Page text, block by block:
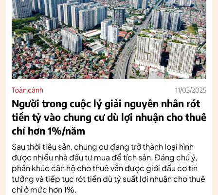
Toàn cảnh 11/03/2025
Người trong cuộc lý giải nguyên nhân rót
tiền tỷ vào chung cư dù lợi nhuận cho thuê
chỉ hơn 1%/năm
Sau thời tiêu sản, chung cư đang trở thành loại hình
được nhiều nhà đầu tư mua để tích sản. Đáng chú ý,
phân khúc căn hộ cho thuê vẫn được giới đầu cơ tin
tưởng và tiếp tục rót tiền dù tỷ suất lợi nhuận cho thuê
chỉ ở mức hơn 1%.